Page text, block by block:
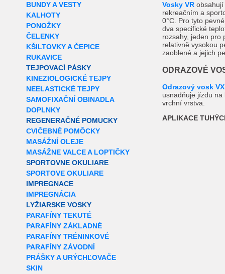
BUNDY A VESTY
KALHOTY
PONOŽKY
ČELENKY
KŠILTOVKY A ČEPICE
RUKAVICE
TEJPOVACÍ PÁSKY
KINEZIOLOGICKÉ TEJPY
NEELASTICKÉ TEJPY
SAMOFIXAČNÍ OBINADLA
DOPLNKY
REGENERAČNÉ POMUCKY
CVIČEBNÉ POMÔCKY
MASÁŽNÍ OLEJE
MASÁŽNE VALCE A LOPTIČKY
SPORTOVNE OKULIARE
SPORTOVE OKULIARE
IMPREGNACE
IMPREGNÁCIA
LYŽIARSKE VOSKY
PARAFÍNY TEKUTÉ
PARAFÍNY ZÁKLADNÉ
PARAFÍNY TRÉNINKOVÉ
PARAFÍNY ZÁVODNÍ
PRÁŠKY A URÝCHĽOVAČE
SKIN
Vosky VR obsahují
rekreačním a
0°C. Pro tyto
dva specifické
rozsahy, jeden pro
relativně vysokou
zaoblené a jejich
ODRAZOVÉ
Odrazový vosk VX
usnadňuje jízdu
vrchní vrstva.
APLIKACE